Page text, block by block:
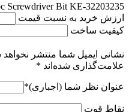
Screwdriver Bit KE-32203235
ارزش خرید به نسبت قیمت
کیفیت ساخت
نشانی ایمیل شما منتشر
علامت‌گذاری شده‌اند *
عنوان نظر شما (اجباری)*
نقاط قوت